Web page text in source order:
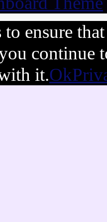
to ensure
continue
it.Ok